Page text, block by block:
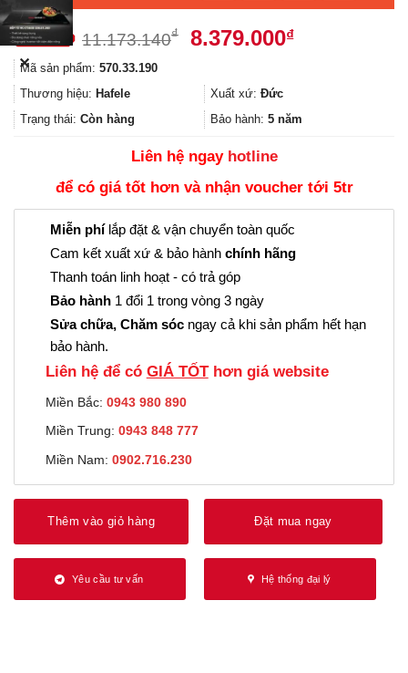
11.173.140₫
Giá
11.173.140₫.
8.379.000₫Giá
8.379.000₫.
Mã sản phẩm: 570.33.190
Thương hiệu: Hafele Xuất xứ: Đức
Trạng thái: Còn hàng Bảo hành: 5 năm
Liên hệ ngay hotline
để có giá tốt hơn và nhận voucher tới 5tr
Miễn phílắp đặt & vận chuyển toàn quốc
Cam kết xuất xứ & bảo hành chính hãng
Thanh toán linh hoạt - có trả góp
Bảo hành 1 đổi 1 trong vòng 3 ngày
Sửa chữa, Chăm sóc ngay cả khi sản phẩm hết hạn
bảo hành.
Liên hệ để có GIÁ TỐThơn giá website
Miền Bắc: 0943 980 890
Miền Trung: 0943 848 777
Miền Nam: 0902.716.230
Thêm vào giỏ hàng Đặt mua ngay
Yêu cầu tư vấn Hệ thống đại lý
✕